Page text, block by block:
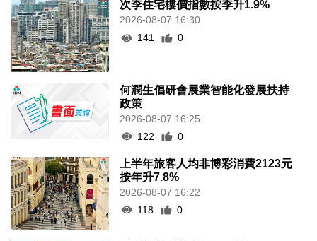
次季住宅樓價指數按季升1.9%
2026-08-07 16:30
141
0
何潤生倡研會展業智能化發展扶持
政策
2026-08-07 16:25
122
0
上半年旅客人均非博彩消費2123元
按年升7.8%
2026-08-07 16:22
118
0